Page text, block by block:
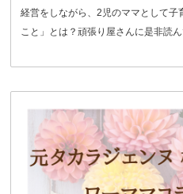
経営をしながら、2児のママとして
こと」とは？頑張り屋さんに是非読